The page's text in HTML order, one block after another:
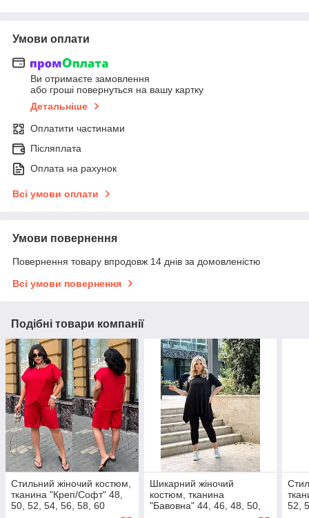
Умови оплати
Ви отримаєте замовлення
або гроші повернуться на вашу картку
Детальніше
Оплатити частинами
Післяплата
Оплата на рахунок
Всі умови оплати
Умови повернення
Повернення товару впродовж 14 днів за домовленістю
Всі умови повернення
Подібні товари компанії
Стильний жіночий костюм,
тканина "Креп/Софт" 48,
50, 52, 54, 56, 58, 60
Шикарний жіночий
костюм, тканина
"Бавовна" 44, 46, 48, 50,
52,